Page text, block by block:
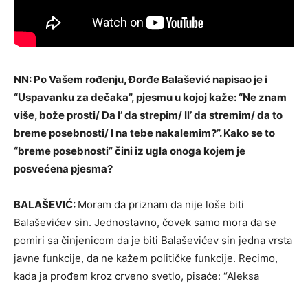
NN: Po Vašem rođenju, Đorđe Balašević napisao je i
“Uspavanku za dečaka”, pjesmu u kojoj kaže: “Ne znam
više, bože prosti/ Da l’ da strepim/ Il’ da stremim/ da to
breme posebnosti/ I na tebe nakalemim?”. Kako se to
“breme posebnosti” čini iz ugla onoga kojem je
posvećena pjesma?
BALAŠEVIĆ: Moram da priznam da nije loše biti
Balaševićev sin. Jednostavno, čovek samo mora da se
pomiri sa činjenicom da je biti Balaševićev sin jedna vrsta
javne funkcije, da ne kažem političke funkcije. Recimo,
kada ja prođem kroz crveno svetlo, pisaće: “Aleksa